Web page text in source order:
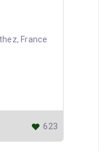
France
623